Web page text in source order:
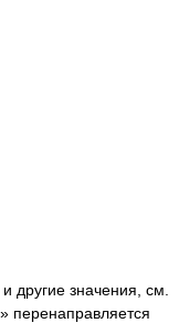
другие значения, см.
перенаправляется